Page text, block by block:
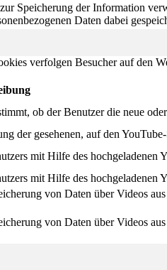
Speicherung der Information
Daten dabei
verfolgen Besucher auf den
ob der Benutzer die neue
der gesehenen, auf den
mit Hilfe des hochgeladenen
mit Hilfe des hochgeladenen
von Daten über Videos
von Daten über Videos